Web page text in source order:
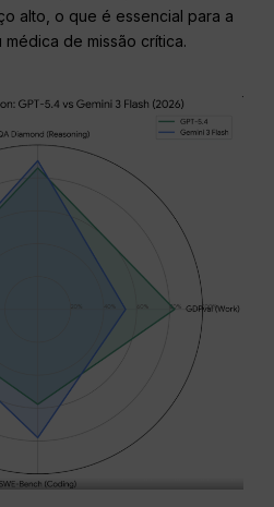
alto, o que é essencial para a
de missão crítica.